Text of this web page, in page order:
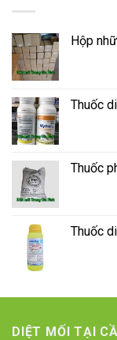
Hộp
Thuốc
Thuốc
Thuốc
DIỆT MỐI TẠI